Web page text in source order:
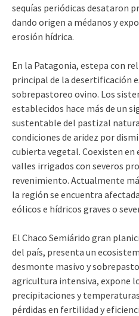
sequías periódicas desataron
dando origen a médanos y
erosión hídrica.
En la Patagonia, estepa con
principal de la desertificación
sobrepastoreo ovino. Los
establecidos hace más de un
sustentable del pastizal
condiciones de aridez por
cubierta vegetal. Coexisten
valles irrigados con severos
revenimiento. Actualmente
la región se encuentra
eólicos e hídricos graves o
El Chaco Semiárido gran
del país, presenta un
desmonte masivo y
agricultura intensiva, expone
precipitaciones y
pérdidas en fertilidad y